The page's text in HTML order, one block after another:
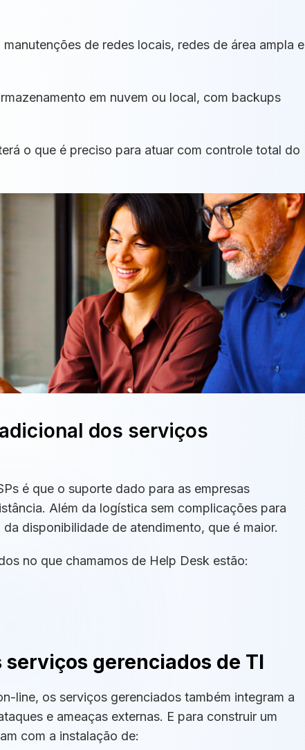
de redes locais, redes de área ampla e
em nuvem ou local, com backups
o que é preciso para atuar com controle total do
dos serviços
é que o suporte dado para as empresas
Além da logística sem complicações para
disponibilidade de atendimento, que é maior.
no que chamamos de Help Desk estão:
gerenciados de TI
line, os serviços gerenciados também integram a
e ameaças externas. E para construir um
com a instalação de: